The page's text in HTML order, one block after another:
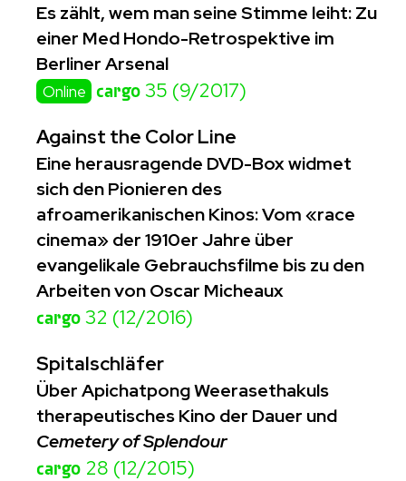
Es zählt, wem man seine Stimme leiht: Zu
einer Med Hondo-Retrospektive im
Berliner Arsenal
Online cargo 35 (9/2017)
Against the Color Line
Eine herausragende DVD-Box widmet
sich den Pionieren des
afroamerikanischen Kinos: Vom «race
cinema» der 1910er Jahre über
evangelikale Gebrauchsfilme bis zu den
Arbeiten von Oscar Micheaux
cargo 32 (12/2016)
Spitalschläfer
Über Apichatpong Weerasethakuls
therapeutisches Kino der Dauer und
Cemetery of Splendour
cargo 28 (12/2015)